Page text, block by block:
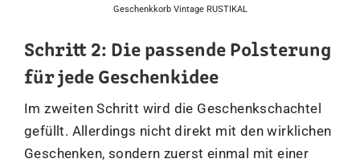
Geschenkkorb Vintage RUSTIKAL
Schritt 2: Die passende Polsterung
für jede Geschenkidee
Im zweiten Schritt wird die Geschenkschachtel
gefüllt. Allerdings nicht direkt mit den wirklichen
Geschenken, sondern zuerst einmal mit einer